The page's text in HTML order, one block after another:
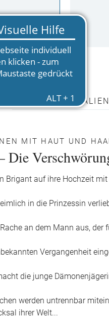
PRESSEMATERIALIEN
MIT HAUT UND
Die
Brigant auf ihre Hochzeit
in die Prinzessin
an dem Mann aus,
Vergangenheit
die junge
werden untrennbar
ihrer Welt...